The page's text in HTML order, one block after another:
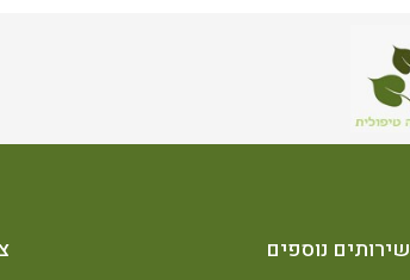
שירותים נוספים